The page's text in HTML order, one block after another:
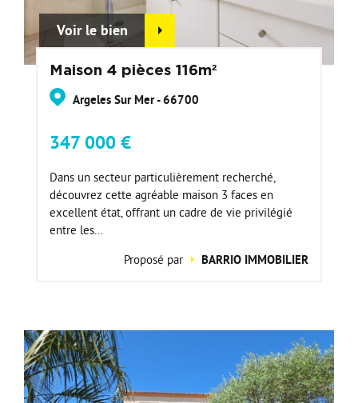
Voir le bien
Maison 4 pièces 116m²
Argeles Sur Mer - 66700
347 000 €
Dans un secteur particulièrement recherché,
découvrez cette agréable maison 3 faces en
excellent état, offrant un cadre de vie privilégié
entre les...
Proposé par
BARRIO IMMOBILIER